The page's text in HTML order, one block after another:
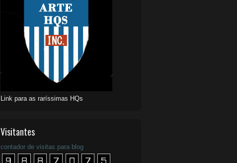
Link para as raríssimas HQs
Visitantes
contador de visitas para blog